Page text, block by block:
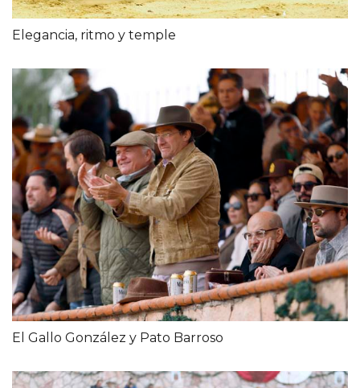
Elegancia, ritmo y temple
El Gallo González y Pato Barroso